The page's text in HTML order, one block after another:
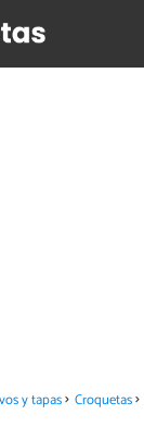
y tapas Croquetas